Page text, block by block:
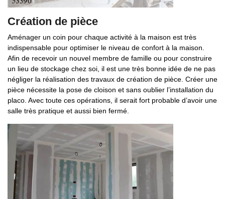
Création de pièce
Aménager un coin pour chaque activité à la maison est très
indispensable pour optimiser le niveau de confort à la maison.
Afin de recevoir un nouvel membre de famille ou pour construire
un lieu de stockage chez soi, il est une très bonne idée de ne pas
négliger la réalisation des travaux de création de pièce. Créer une
pièce nécessite la pose de cloison et sans oublier l’installation du
placo. Avec toute ces opérations, il serait fort probable d’avoir une
salle très pratique et aussi bien fermé.